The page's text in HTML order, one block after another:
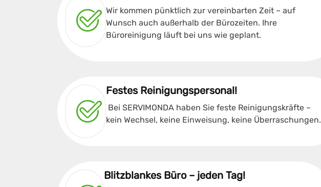
Wir kommen pünktlich zur vereinbarten Zeit – auf
Wunsch auch außerhalb der Bürozeiten. Ihre
Büroreinigung läuft bei uns wie geplant.
Festes Reinigungspersonal!
Bei SERVIMONDA haben Sie feste Reinigungskräfte –
kein Wechsel, keine Einweisung, keine Überraschungen.
Blitzblankes Büro – jeden Tag!